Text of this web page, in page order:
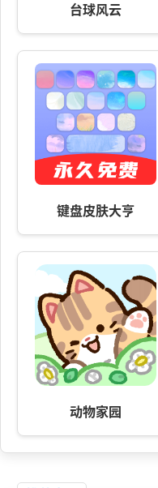
台球风云
键盘皮肤大亨
动物家园